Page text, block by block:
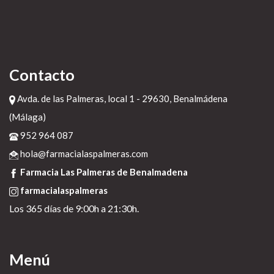
Contacto
Avda. de las Palmeras, local 1 - 29630, Benalmádena
(Málaga)
952 964 087
hola@farmacialaspalmeras.com
Farmacia Las Palmeras de Benalmadena
farmacialaspalmeras
Los 365 días de 9:00h a 21:30h.
Menú